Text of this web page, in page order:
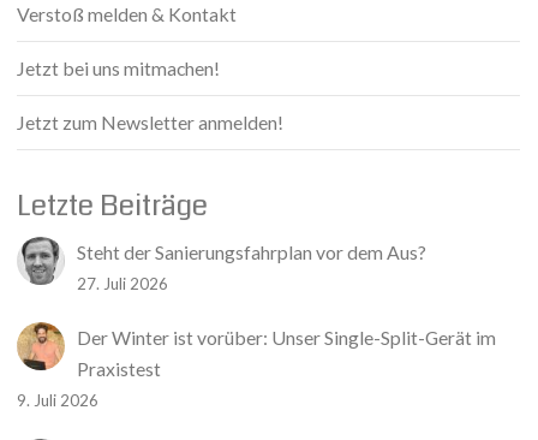
Verstoß melden & Kontakt
Jetzt bei uns mitmachen!
Jetzt zum Newsletter anmelden!
Letzte Beiträge
Steht der Sanierungsfahrplan vor dem Aus?
27. Juli 2026
Der Winter ist vorüber: Unser Single-Split-Gerät im
Praxistest
9. Juli 2026